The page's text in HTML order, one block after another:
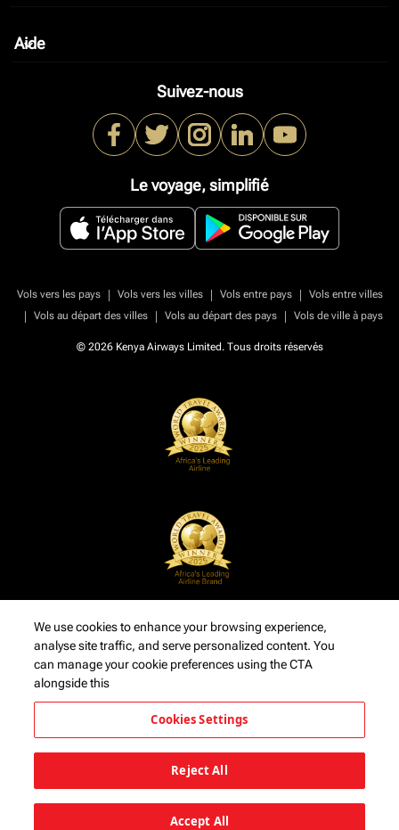
Aide
keyboard_arrow_down
Suivez-nous
Le voyage, simplifié
Vols vers les pays | Vols vers les villes | Vols entre pays |
Vols entre villes
|
Vols au départ des villes | Vols au départ des pays | Vols de ville à pays
© 2026 Kenya Airways Limited. Tous droits réservés
We use cookies to enhance your browsing experience,
analyse site traffic, and serve personalized content. You
can manage your cookie preferences using the CTA
alongside this
Cookies Settings
Reject All
Accept All